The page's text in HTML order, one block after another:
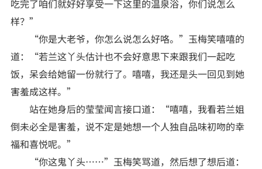
吃完了咱们就好好享受一下这里的温泉浴，你们说怎么
样？”
“你是大老爷，你怎么说怎么好咯。”玉梅笑嘻嘻的
道：“若兰这丫头估计也不会好意思下来跟我们一起吃
饭，呆会给她留一份就行了。嘻嘻，我还是头一回见到她
害羞成这样。”
站在她身后的莹莹闻言接口道：“嘻嘻，我看若兰姐
倒未必全是害羞，说不定是她想一个人独自品味初吻的幸
福和喜悦呢。”
“你这鬼丫头……”玉梅笑骂道，然后想了想后道：